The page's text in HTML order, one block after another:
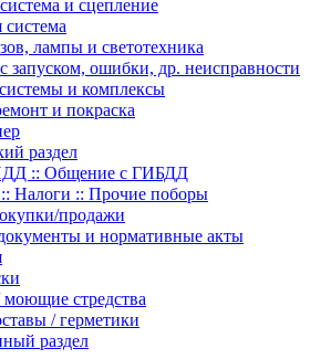
и сцепление
лампы и светотехника
ошибки, др. неисправности
и комплексы
и покраска
раздел
:: Общение с ГИБДД
Налоги :: Прочие поборы
продажи
и нормативные акты
стредства
/ герметики
раздел